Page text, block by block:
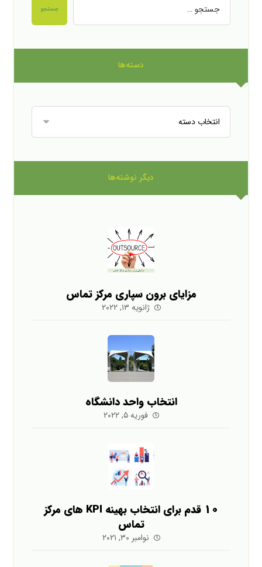
جستجو
دسته‌ها
دیگر نوشته‌ها
مزایای برون سپاری مرکز تماس
ژانویه ۱۳, ۲۰۲۲
انتخاب واحد دانشگاه
فوریه ۵, ۲۰۲۲
10 قدم برای انتخاب بهینه KPI های مرکز
تماس
نوامبر ۳۰, ۲۰۲۱